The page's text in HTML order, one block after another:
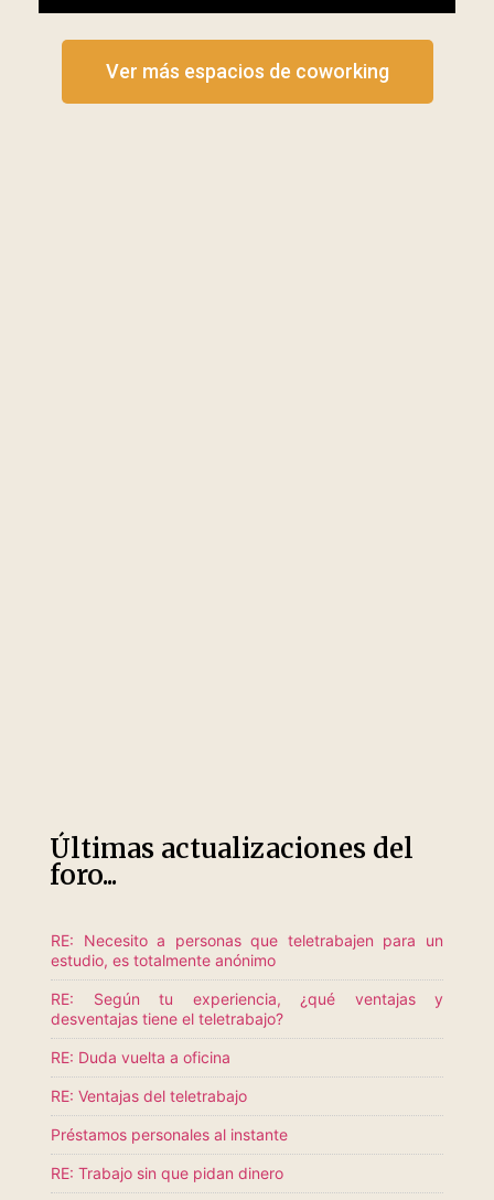
Ver más espacios de coworking
Últimas actualizaciones del
foro...
RE: Necesito a personas que teletrabajen para un
estudio, es totalmente anónimo
RE: Según tu experiencia, ¿qué ventajas y
desventajas tiene el teletrabajo?
RE: Duda vuelta a oficina
RE: Ventajas del teletrabajo
Préstamos personales al instante
RE: Trabajo sin que pidan dinero